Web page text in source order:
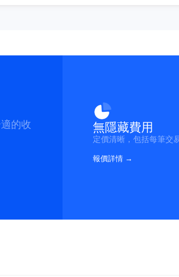
的收
無隱藏費用
定價清晰，包括每筆交
報價詳情 →